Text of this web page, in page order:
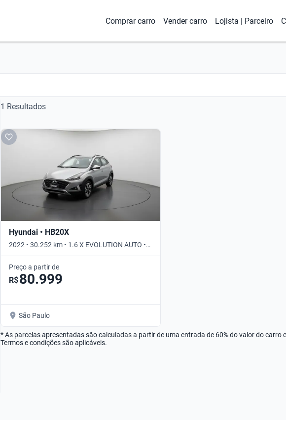
Comprar carro Vender carro Lojista | Parceiro
1 Resultados
Hyundai • HB20X
2022 • 30.252 km • 1.6 X EVOLUTION AUTO •
Automático
Preço a partir de
R$80.999
São Paulo
* As parcelas apresentadas são calculadas a partir de uma entrada de 60% do valor do carro
Termos e condições são aplicáveis.